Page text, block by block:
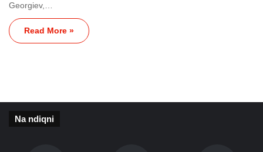
Georgiev,…
Read More »
Na ndiqni